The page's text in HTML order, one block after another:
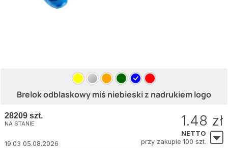
Brelok odblaskowy miś niebieski z nadrukiem logo
28209 szt.
NA STANIE
19:03 05.08.2026
1.48 zł
NETTO
przy zakupie 100 szt.